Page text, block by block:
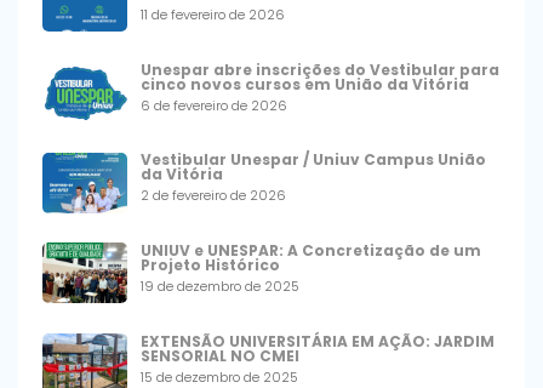
11 de fevereiro de 2026
Unespar abre inscrições do Vestibular para
cinco novos cursos em União da Vitória
6 de fevereiro de 2026
Vestibular Unespar / Uniuv Campus União
da Vitória
2 de fevereiro de 2026
UNIUV e UNESPAR: A Concretização de um
Projeto Histórico
19 de dezembro de 2025
EXTENSÃO UNIVERSITÁRIA EM AÇÃO: JARDIM
SENSORIAL NO CMEI
15 de dezembro de 2025